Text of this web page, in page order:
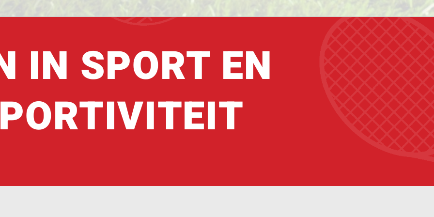
IN SPORT EN